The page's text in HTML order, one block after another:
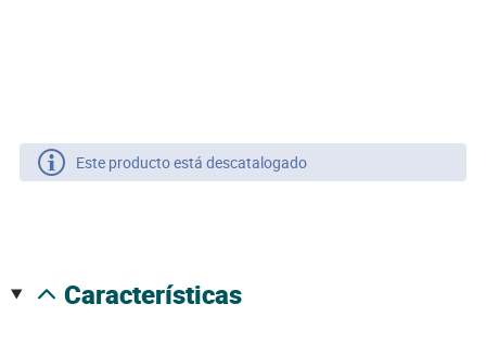
Este producto está descatalogado
características